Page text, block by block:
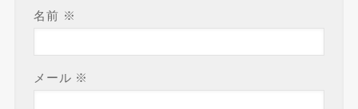
名前 ※
メール ※